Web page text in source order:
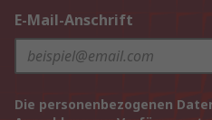
E-Mail-Anschrift
Die personenbezogenen